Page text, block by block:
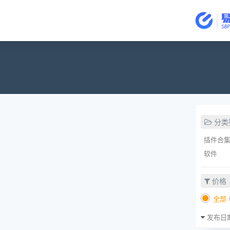
分
插件合集
软件
价格
全部
发布日